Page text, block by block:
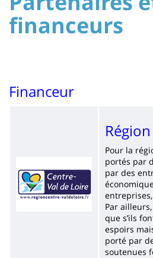
composantes
:
Sidebar
:
Main
Titre
financeurs
Contenu
principale
Financeur
Pour la
portés par
par des
Par
que s’ils
espoirs
porté par
soutenues